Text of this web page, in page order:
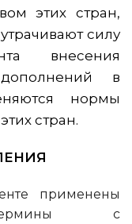
этих стран,
силу
внесения
в
нормы
стран.
применены
с